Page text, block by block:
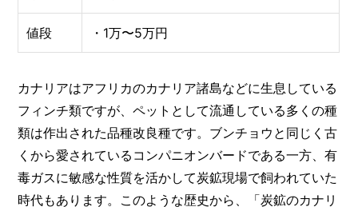
値段 ・1万〜5万円
カナリアはアフリカのカナリア諸島などに生息している
フィンチ類ですが、ペットとして流通している多くの種
類は作出された品種改良種です。ブンチョウと同じく古
くから愛されているコンパニオンバードである一方、有
毒ガスに敏感な性質を活かして炭鉱現場で飼われていた
時代もあります。このような歴史から、「炭鉱のカナリ